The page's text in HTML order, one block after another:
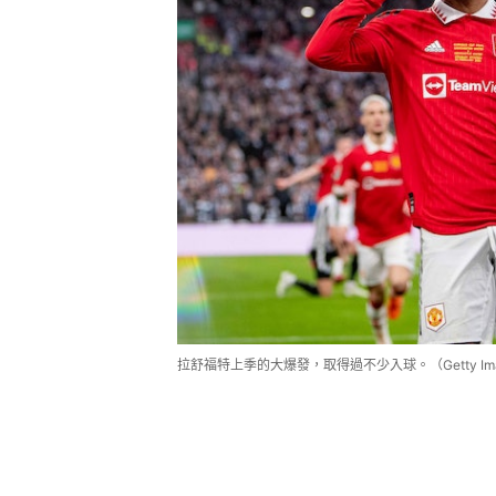
拉舒福特上季的大爆發，取得過不少入球。（Getty